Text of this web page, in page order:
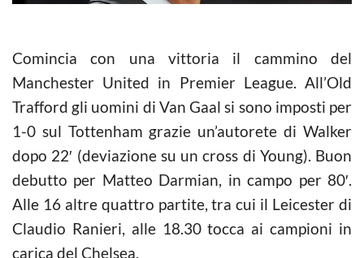
Comincia con una vittoria il cammino del
Manchester United in Premier League. All’Old
Trafford gli uomini di Van Gaal si sono imposti per
1-0 sul Tottenham grazie un’autorete di Walker
dopo 22′ (deviazione su un cross di Young). Buon
debutto per Matteo Darmian, in campo per 80′.
Alle 16 altre quattro partite, tra cui il Leicester di
Claudio Ranieri, alle 18.30 tocca ai campioni in
carica del Chelsea.